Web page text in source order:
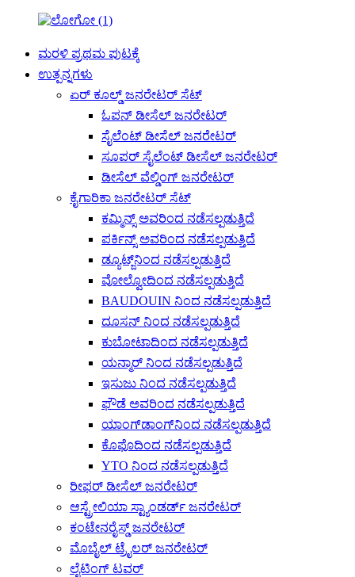
ಮರಳಿ ಪ್ರಥಮ ಪುಟಕ್ಕೆ
ಉತ್ಪನ್ನಗಳು
ಏರ್ ಕೂಲ್ಡ್ ಜನರೇಟರ್ ಸೆಟ್
ಓಪನ್ ಡೀಸೆಲ್ ಜನರೇಟರ್
ಸೈಲೆಂಟ್ ಡೀಸೆಲ್ ಜನರೇಟರ್
ಸೂಪರ್ ಸೈಲೆಂಟ್ ಡೀಸೆಲ್ ಜನರೇಟರ್
ಡೀಸೆಲ್ ವೆಲ್ಡಿಂಗ್ ಜನರೇಟರ್
ಕೈಗಾರಿಕಾ ಜನರೇಟರ್ ಸೆಟ್
ಕಮ್ಮಿನ್ಸ್ ಅವರಿಂದ ನಡೆಸಲ್ಪಡುತ್ತಿದೆ
ಪರ್ಕಿನ್ಸ್ ಅವರಿಂದ ನಡೆಸಲ್ಪಡುತ್ತಿದೆ
ಡ್ಯೂಟ್ಜ್‌ನಿಂದ ನಡೆಸಲ್ಪಡುತ್ತಿದೆ
ವೋಲ್ವೋದಿಂದ ನಡೆಸಲ್ಪಡುತ್ತಿದೆ
BAUDOUIN ನಿಂದ ನಡೆಸಲ್ಪಡುತ್ತಿದೆ
ದೂಸನ್ ನಿಂದ ನಡೆಸಲ್ಪಡುತ್ತಿದೆ
ಕುಬೋಟಾದಿಂದ ನಡೆಸಲ್ಪಡುತ್ತಿದೆ
ಯನ್ಮಾರ್ ನಿಂದ ನಡೆಸಲ್ಪಡುತ್ತಿದೆ
ಇಸುಜು ನಿಂದ ನಡೆಸಲ್ಪಡುತ್ತಿದೆ
ಫೌಡೆ ಅವರಿಂದ ನಡೆಸಲ್ಪಡುತ್ತಿದೆ
ಯಾಂಗ್‌ಡಾಂಗ್‌ನಿಂದ ನಡೆಸಲ್ಪಡುತ್ತಿದೆ
ಕೊಫೊದಿಂದ ನಡೆಸಲ್ಪಡುತ್ತಿದೆ
YTO ನಿಂದ ನಡೆಸಲ್ಪಡುತ್ತಿದೆ
ರೀಫರ್ ಡೀಸೆಲ್ ಜನರೇಟರ್
ಆಸ್ಟ್ರೇಲಿಯಾ ಸ್ಟ್ಯಾಂಡರ್ಡ್ ಜನರೇಟರ್
ಕಂಟೇನರೈಸ್ಡ್ ಜನರೇಟರ್
ಮೊಬೈಲ್ ಟ್ರೈಲರ್ ಜನರೇಟರ್
ಲೈಟಿಂಗ್ ಟವರ್